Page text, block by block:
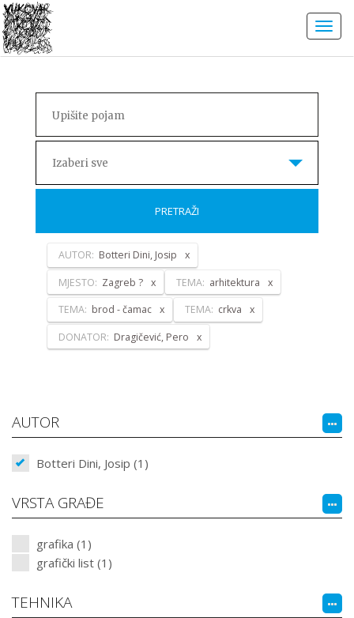
Izaberi sve
PRETRAŽI
AUTOR: Botteri Dini, Josip
MJESTO: Zagreb ? TEMA: arhitektura
TEMA: brod - čamac TEMA: crkva
DONATOR: Dragičević, Pero
AUTOR
Botteri Dini, Josip (1)
VRSTA GRAĐE
grafika (1)
grafički list (1)
TEHNIKA